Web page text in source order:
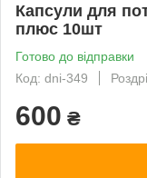
Капсули для
плюс 10шт
Готово до відправки
Код: dni-349
600 ₴